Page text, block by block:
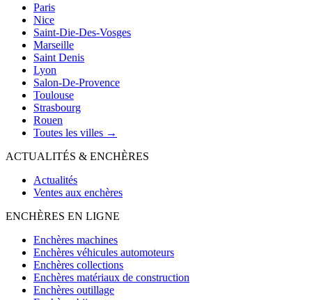
Paris
Nice
Saint-Die-Des-Vosges
Marseille
Saint Denis
Lyon
Salon-De-Provence
Toulouse
Strasbourg
Rouen
Toutes les villes →
ACTUALITÉS & ENCHÈRES
Actualités
Ventes aux enchères
ENCHÈRES EN LIGNE
Enchères machines
Enchères véhicules automoteurs
Enchères collections
Enchères matériaux de construction
Enchères outillage